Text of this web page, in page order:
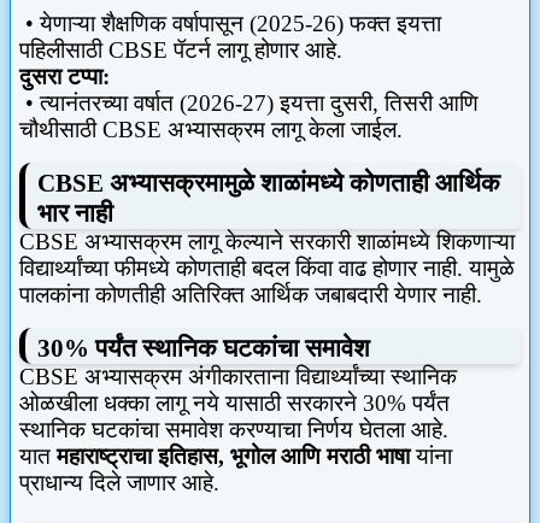
•येणाऱ्या शैक्षणिक वर्षापासून (2025-26)फक्त इयत्ता
पहिलीसाठीCBSEपॅटर्न लागू होणार आहे.
दुसरा टप्पा:
•त्यानंतरच्या वर्षात (2026-27)इयत्ता दुसरी,तिसरी आणि
चौथीसाठीCBSE अभ्यासक्रम लागू केला जाईल.
CBSE अभ्यासक्रमामुळे शाळांमध्ये कोणताही आर्थिक
भार नाही
CBSE अभ्यासक्रम लागू केल्याने सरकारी शाळांमध्ये शिकणाऱ्या
विद्यार्थ्यांच्या फीमध्ये कोणताही बदल किंवा वाढ होणार नाही. यामुळे
पालकांना कोणतीही अतिरिक्त आर्थिक जबाबदारी येणार नाही.
30%पर्यंत स्थानिक घटकांचा समावेश
CBSE अभ्यासक्रम अंगीकारताना विद्यार्थ्यांच्या स्थानिक
ओळखीला धक्का लागू नये यासाठी सरकारने 30%पर्यंत
स्थानिक घटकांचा समावेश करण्याचा निर्णय घेतला आहे.
यात महाराष्ट्राचा इतिहास, भूगोल आणि मराठी भाषा यांना
प्राधान्य दिले जाणार आहे.